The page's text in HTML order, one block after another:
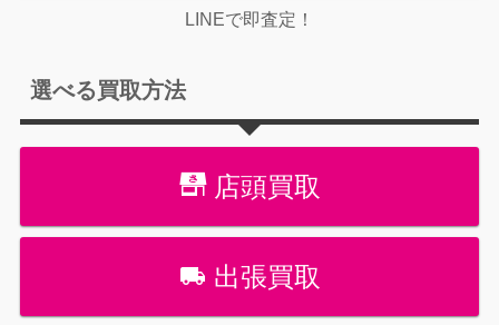
LINEで即査定！
選べる買取方法
店頭買取
出張買取